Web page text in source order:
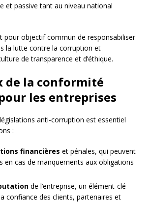
et passive tant au niveau national
pour objectif commun de responsabiliser
la lutte contre la corruption et
de transparence et d’éthique.
de la conformité
les entreprises
anti-corruption est essentiel
:
financières et pénales, qui peuvent
en cas de manquements aux obligations
de l’entreprise, un élément-clé
confiance des clients, partenaires et